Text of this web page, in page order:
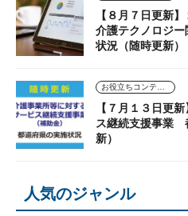
【８月７日更新
介護テクノロジ
状況（随時更新）
お役立ちコンテンツ
【７月１３日更
ス継続支援事業
新）
人気のジャンル